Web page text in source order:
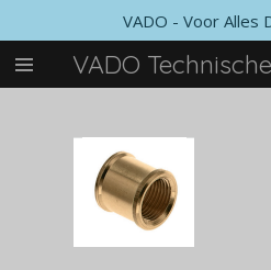
direct
naar
de
VADO
VADO - Voor Alles